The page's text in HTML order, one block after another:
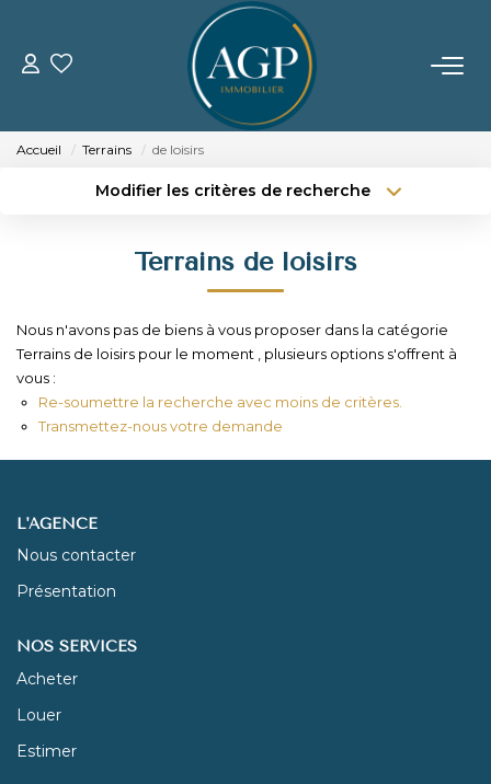
ACHETER
Nos Biens Vendus
LOUER
GERER
Accueil Terrains de loisirs
Modifier les critères de recherche
Budget max Plus de critères
Terrains de loisirs
Nous n'avons pas de biens à vous proposer dans la catégorie
Terrains de loisirs pour le moment , plusieurs options s'offrent à
vous :
Re-soumettre la recherche avec moins de critères.
Transmettez-nous votre demande
L'AGENCE
Nous contacter
Présentation
NOS SERVICES
Acheter
Louer
Estimer